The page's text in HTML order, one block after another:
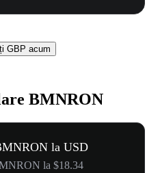
GBP acum
BMNRON
la USD
la $18.34